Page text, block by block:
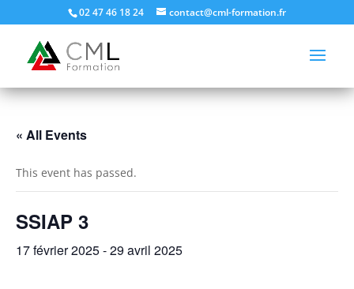
02 47 46 18 24 contact@cml-formation.fr
« All Events
This event has passed.
SSIAP 3
17 février 2025-29 avril 2025